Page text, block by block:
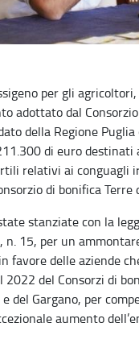
per gli
adottato dal
della Regione
di euro destinati
relativi ai conguagli
di bonifica Terre
stanziate con la
15, per un
favore delle aziende
del Consorzi di
del Gargano, per
aumento